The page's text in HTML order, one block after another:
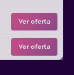
Ver oferta
Ver oferta